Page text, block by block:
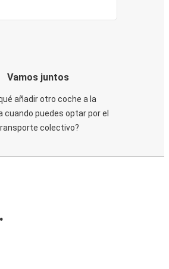
Vamos juntos
añadir otro coche a la
cuando puedes optar por el
colectivo?